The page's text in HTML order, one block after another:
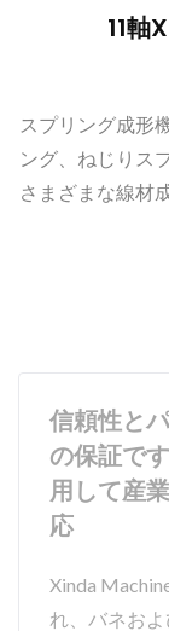
11軸
スプリング成形
ング、ねじりス
さまざまな線材
信頼性と
の保証で
用して産
応
Xinda
れ、バネお